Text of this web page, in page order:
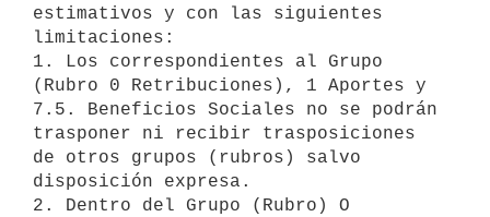
estimativos y con las siguientes
limitaciones:
1. Los correspondientes al Grupo
(Rubro 0 Retribuciones), 1 Aportes y
7.5. Beneficios Sociales no se podrán
trasponer ni recibir trasposiciones
de otros grupos (rubros) salvo
disposición expresa.
2. Dentro del Grupo (Rubro) O